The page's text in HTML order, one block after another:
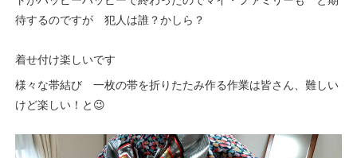
待するのですが 犯人は誰？かしら？
着せ付け楽しいです
様々な帯結び 一枚の帯を折りたたみ作る作業は皆さん、難しい
けど楽しい！と😉